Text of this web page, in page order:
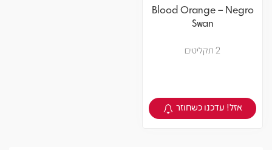
Blood Orange – Negro
Swan
2 תקליטים
צפיה במוצר
אזל! עדכנו כשחוזר